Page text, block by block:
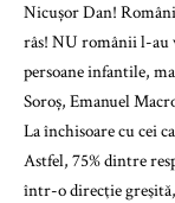
Nicușor Dan!
râs! NU românii l-au
persoane infantile,
Soroș, Emanuel
La închisoare cu cei
Astfel, 75% dintre
într-o direcţie greşită,